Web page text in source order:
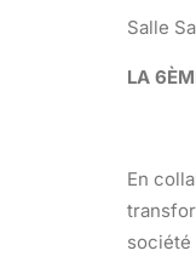
LA
En
Salle